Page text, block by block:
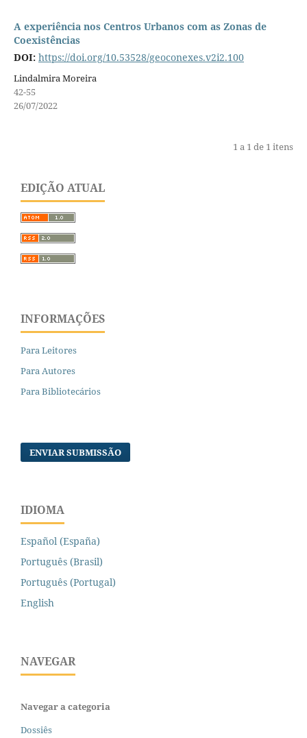
A experiência nos Centros Urbanos com as Zonas de
Coexistências
DOI: https://doi.org/10.53528/geoconexes.v2i2.100
Lindalmira Moreira
42-55
26/07/2022
1 a 1 de 1 itens
EDIÇÃO ATUAL
INFORMAÇÕES
Para Leitores
Para Autores
Para Bibliotecários
ENVIAR SUBMISSÃO
IDIOMA
Español (España)
Português (Brasil)
Português (Portugal)
English
NAVEGAR
Navegar a categoria
Dossiês